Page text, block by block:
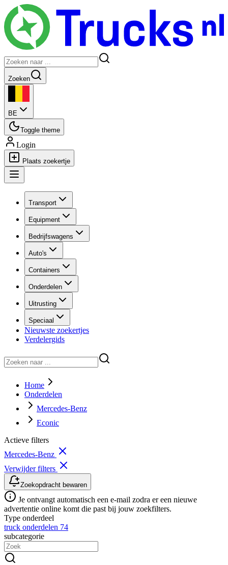
Zoeken
BE
Toggle theme
Login
Plaats zoekertje
Transport
Equipment
Bedrijfswagens
Auto's
Containers
Onderdelen
Uitrusting
Speciaal
Nieuwste zoekertjes
Verdelergids
Home
Onderdelen
Mercedes-Benz
Econic
Actieve filters
Mercedes-Benz
Verwijder filters
Zoekopdracht bewaren
Je ontvangt automatisch een e-mail zodra er een nieuwe
advertentie online komt die past bij jouw zoekfilters.
Type onderdeel
truck onderdelen 74
subcategorie